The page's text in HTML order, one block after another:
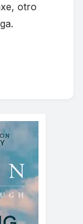
otro